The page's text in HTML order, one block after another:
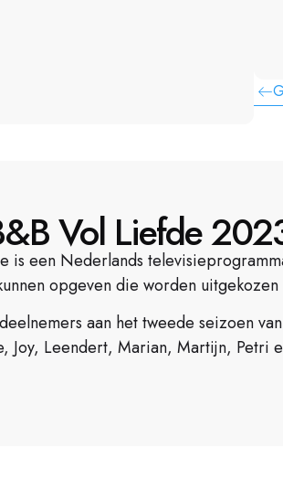
Vol Liefde
is een Nederlands
opgeven die worden
aan het tweede seizoen
Joy, Leendert, Marian, Martijn, Petri